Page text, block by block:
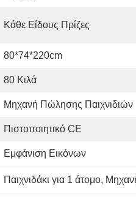
Κάθε Είδους Πρίζες
80*74*220cm
80 Κιλά
Μηχανή Πώλησης Παιχνιδιών
Πιστοποιητικό CE
Εμφάνιση Εικόνων
Παιχνιδάκι για 1 άτομο,